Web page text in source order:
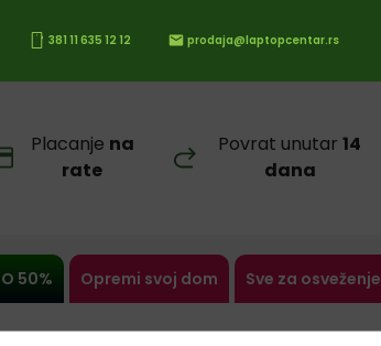
381 11 635 12 12 prodaja@laptopcentar.rs
Placanje na
rate
Povrat unutar14
dana
50% Opremi svoj dom Sve za osveženje